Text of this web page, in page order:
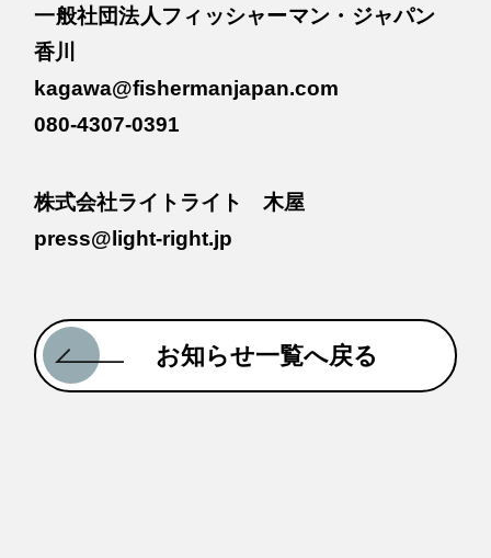
一般社団法人フィッシャーマン・ジャパン
香川
kagawa@fishermanjapan.com
080-4307-0391
株式会社ライトライト 木屋
press@light-right.jp
お知らせ一覧へ戻る